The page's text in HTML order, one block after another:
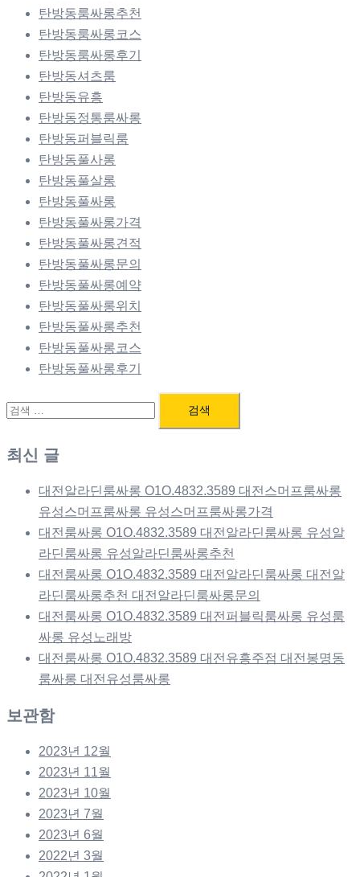
탄방동룸싸롱추천
탄방동룸싸롱코스
탄방동룸싸롱후기
탄방동셔츠룸
탄방동유흥
탄방동정통룸싸롱
탄방동퍼블릭룸
탄방동풀사롱
탄방동풀살롱
탄방동풀싸롱
탄방동풀싸롱가격
탄방동풀싸롱견적
탄방동풀싸롱문의
탄방동풀싸롱예약
탄방동풀싸롱위치
탄방동풀싸롱추천
탄방동풀싸롱코스
탄방동풀싸롱후기
검
색:
최신 글
대전알라딘룸싸롱 O1O.4832.3589 대전스머프룸싸롱
유성스머프룸싸롱 유성스머프룸싸롱가격
대전룸싸롱 O1O.4832.3589 대전알라딘룸싸롱 유성알
라딘룸싸롱 유성알라딘룸싸롱추천
대전룸싸롱 O1O.4832.3589 대전알라딘룸싸롱 대전알
라딘룸싸롱추천 대전알라딘룸싸롱문의
대전룸싸롱 O1O.4832.3589 대전퍼블릭룸싸롱 유성룸
싸롱 유성노래방
대전룸싸롱 O1O.4832.3589 대전유흥주점 대전봉명동
룸싸롱 대전유성룸싸롱
보관함
2023년 12월
2023년 11월
2023년 10월
2023년 7월
2023년 6월
2022년 3월